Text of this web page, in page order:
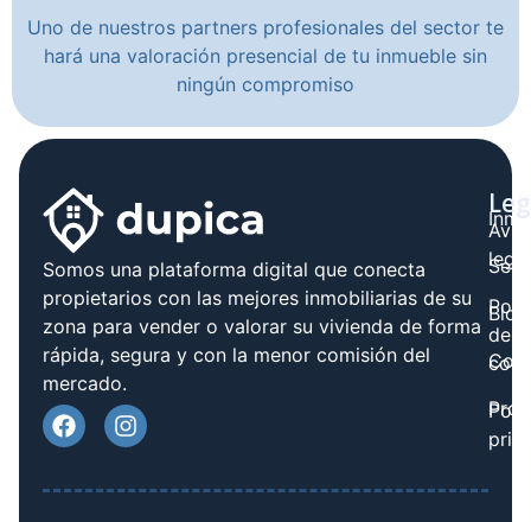
Uno de nuestros partners profesionales del sector te
hará una valoración presencial de tu inmueble sin
ningún compromiso
Somos una plataforma digital que conecta
propietarios con las mejores inmobiliarias de su
zona para vender o valorar su vivienda de forma
rápida, segura y con la menor comisión del
mercado.
Blog
legal
de